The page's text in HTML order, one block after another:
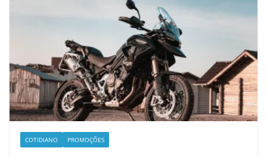
COTIDIANO PROMOÇÕES